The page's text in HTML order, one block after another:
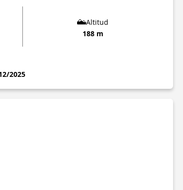
Altitud
188 m
2025